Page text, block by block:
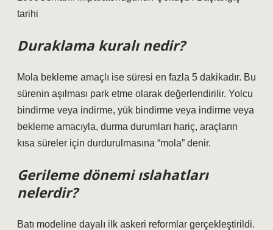
tarihi
Duraklama kuralı nedir?
Mola bekleme amaçlı ise süresi en fazla 5 dakikadır. Bu
sürenin aşılması park etme olarak değerlendirilir. Yolcu
bindirme veya indirme, yük bindirme veya indirme veya
bekleme amacıyla, durma durumları hariç, araçların
kısa süreler için durdurulmasına “mola” denir.
Gerileme dönemi ıslahatları
nelerdir?
Batı modeline dayalı ilk askeri reformlar gerçekleştirildi.